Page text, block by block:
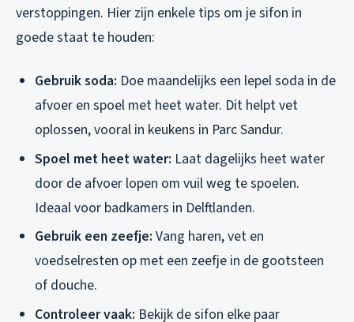
verstoppingen. Hier zijn enkele tips om je sifon in
goede staat te houden:
Gebruik soda: Doe maandelijks een lepel soda in de
afvoer en spoel met heet water. Dit helpt vet
oplossen, vooral in keukens in Parc Sandur.
Spoel met heet water: Laat dagelijks heet water
door de afvoer lopen om vuil weg te spoelen.
Ideaal voor badkamers in Delftlanden.
Gebruik een zeefje: Vang haren, vet en
voedselresten op met een zeefje in de gootsteen
of douche.
Controleer vaak: Bekijk de sifon elke paar